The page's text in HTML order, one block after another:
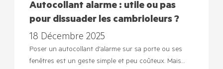
Autocollant alarme : utile ou pas
pour dissuader les cambrioleurs ?
18 Décembre 2025
Poser un autocollant d'alarme sur sa porte ou ses
fenêtres est un geste simple et peu coûteux. Mais…